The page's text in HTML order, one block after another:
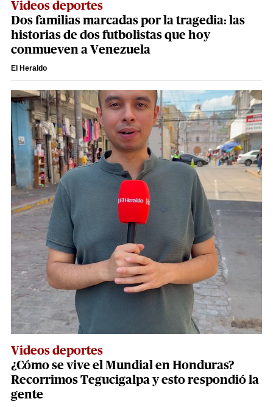
Videos deportes
Dos familias marcadas por la tragedia: las
historias de dos futbolistas que hoy
conmueven a Venezuela
El Heraldo
Videos deportes
¿Cómo se vive el Mundial en Honduras?
Recorrimos Tegucigalpa y esto respondió la
gente